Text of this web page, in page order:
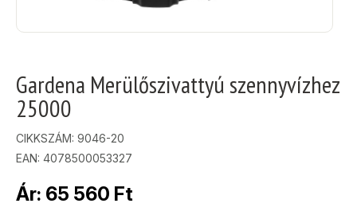
Gardena Merülőszivattyú szennyvízhez
25000
CIKKSZÁM: 9046-20
EAN: 4078500053327
Ár: 65 560 Ft